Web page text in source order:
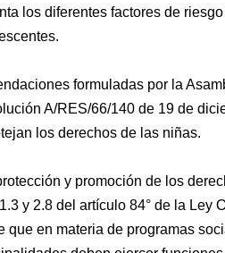
los diferentes factores de
formuladas por la
A/RES/66/140 de 19 de
los derechos de las niñas.
y promoción de los
y 2.8 del artículo 84° de la Ley
que en materia de programas